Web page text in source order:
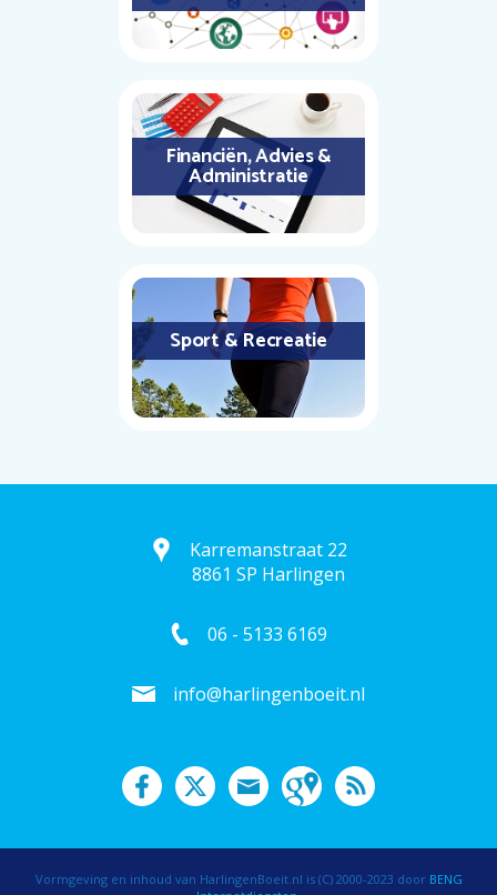
Financiën, Advies &
Administratie
Sport & Recreatie
Karremanstraat 22
8861 SP Harlingen
06 - 5133 6169
info@harlingenboeit.nl
Vormgeving en inhoud van HarlingenBoeit.nl is (C) 2000-2023 door BENG